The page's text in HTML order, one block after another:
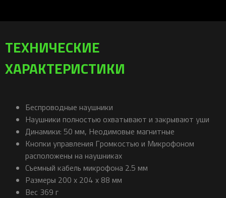
ТЕХНИЧЕСКИЕ
ХАРАКТЕРИСТИКИ
Беспроводные наушники
Наушники полностью охватывают и закрывают уши
Динамики: 50 мм, Неодимовые магнитные
Кнопки управления Громкостью и Микрофоном
расположены на наушниках
Съемный кабель микрофона 2.5 мм
Размеры 200 х 204 х 88 мм
Вес 369 г